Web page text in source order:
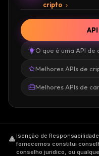
cripto
O que é uma API de
Melhores APIs de
Melhores APIs de
Isenção de Responsabilidade
fornecemos constitui
conselho jurídico, ou